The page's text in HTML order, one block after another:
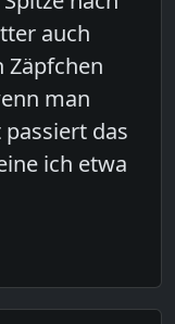
auch
Zäpfchen
man
das
ich etwa